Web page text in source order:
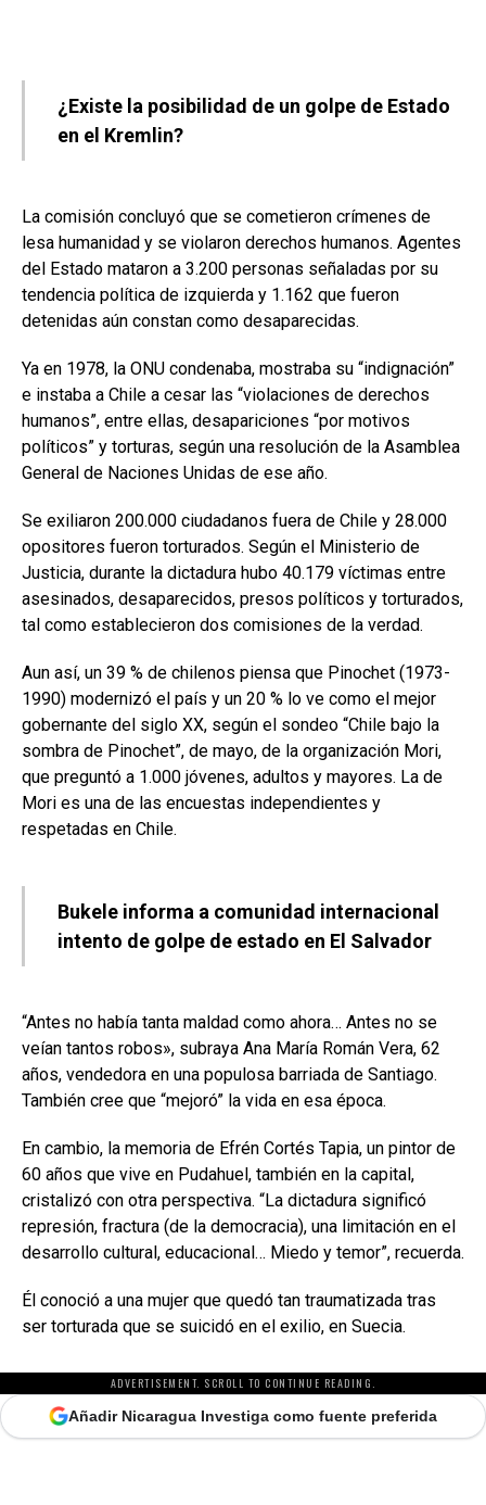
¿Existe la posibilidad de un golpe de Estado
en el Kremlin?
La comisión concluyó que se cometieron crímenes de
lesa humanidad y se violaron derechos humanos. Agentes
del Estado mataron a 3.200 personas señaladas por su
tendencia política de izquierda y 1.162 que fueron
detenidas aún constan como desaparecidas.
Ya en 1978, la ONU condenaba, mostraba su “indignación”
e instaba a Chile a cesar las “violaciones de derechos
humanos”, entre ellas, desapariciones “por motivos
políticos” y torturas, según una resolución de la Asamblea
General de Naciones Unidas de ese año.
Se exiliaron 200.000 ciudadanos fuera de Chile y 28.000
opositores fueron torturados. Según el Ministerio de
Justicia, durante la dictadura hubo 40.179 víctimas entre
asesinados, desaparecidos, presos políticos y torturados,
tal como establecieron dos comisiones de la verdad.
Aun así, un 39 % de chilenos piensa que Pinochet (1973-
1990) modernizó el país y un 20 % lo ve como el mejor
gobernante del siglo XX, según el sondeo “Chile bajo la
sombra de Pinochet”, de mayo, de la organización Mori,
que preguntó a 1.000 jóvenes, adultos y mayores. La de
Mori es una de las encuestas independientes y
respetadas en Chile.
Bukele informa a comunidad internacional
intento de golpe de estado en El Salvador
“Antes no había tanta maldad como ahora… Antes no se
veían tantos robos», subraya Ana María Román Vera, 62
años, vendedora en una populosa barriada de Santiago.
También cree que “mejoró” la vida en esa época.
En cambio, la memoria de Efrén Cortés Tapia, un pintor de
60 años que vive en Pudahuel, también en la capital,
cristalizó con otra perspectiva. “La dictadura significó
represión, fractura (de la democracia), una limitación en el
desarrollo cultural, educacional… Miedo y temor”, recuerda.
Él conoció a una mujer que quedó tan traumatizada tras
ser torturada que se suicidó en el exilio, en Suecia.
ADVERTISEMENT. SCROLL TO CONTINUE READING.
Añadir Nicaragua Investiga como fuente preferida